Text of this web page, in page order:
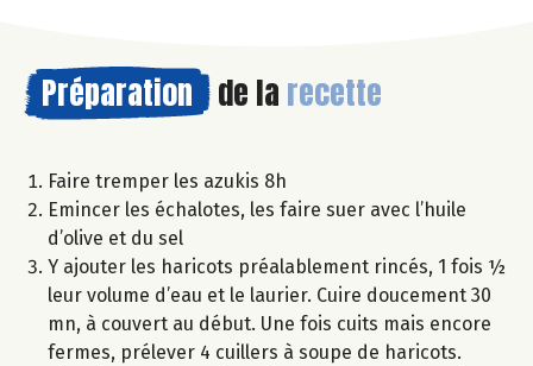
Préparation de la recette
Faire tremper les azukis 8h
Emincer les échalotes, les faire suer avec l’huile
d’olive et du sel
Y ajouter les haricots préalablement rincés, 1 fois ½
leur volume d’eau et le laurier. Cuire doucement 30
mn, à couvert au début. Une fois cuits mais encore
fermes, prélever 4 cuillers à soupe de haricots.